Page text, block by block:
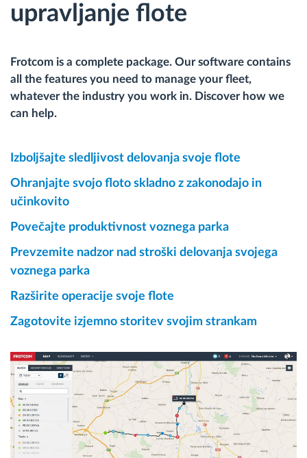
upravljanje flote
Frotcom is a complete package. Our software contains
all the features you need to manage your fleet,
whatever the industry you work in. Discover how we
can help.
Izboljšajte sledljivost delovanja svoje flote
Ohranjajte svojo floto skladno z zakonodajo in
učinkovito
Povečajte produktivnost voznega parka
Prevzemite nadzor nad stroški delovanja svojega
voznega parka
Razširite operacije svoje flote
Zagotovite izjemno storitev svojim strankam